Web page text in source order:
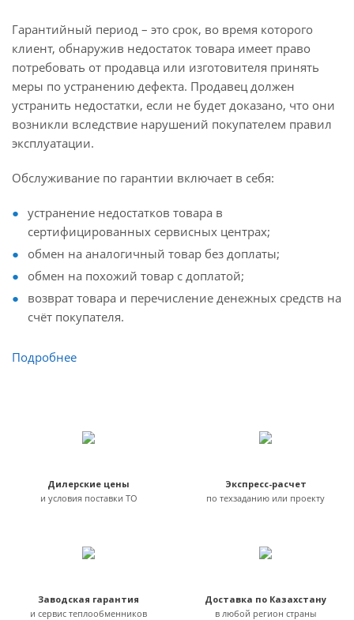
Гарантийный период – это срок, во время которого
клиент, обнаружив недостаток товара имеет право
потребовать от продавца или изготовителя принять
меры по устранению дефекта. Продавец должен
устранить недостатки, если не будет доказано, что они
возникли вследствие нарушений покупателем правил
эксплуатации.
Обслуживание по гарантии включает в себя:
устранение недостатков товара в
сертифицированных сервисных центрах;
обмен на аналогичный товар без доплаты;
обмен на похожий товар с доплатой;
возврат товара и перечисление денежных средств на
счёт покупателя.
Подробнее
Дилерские цены
и условия поставки ТО
Экспресс-расчет
по техзаданию или проекту
Заводская гарантия
и сервис теплообменников
Доставка по Казахстану
в любой регион страны